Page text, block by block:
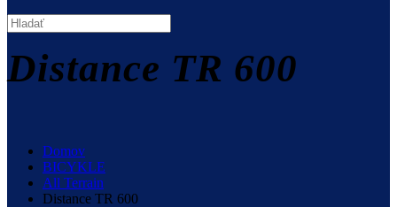
Distance TR 600
Domov
BICYKLE
All Terrain
Distance TR 600